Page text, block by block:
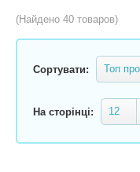
(Найдено 40 товаров)
Сортувати: Топ
На сторінці: 12